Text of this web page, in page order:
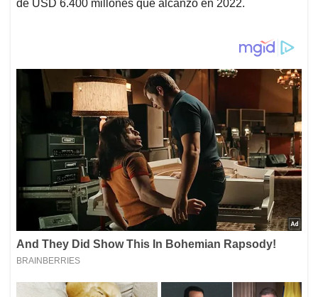
de USD 6.400 millones que alcanzó en 2022.